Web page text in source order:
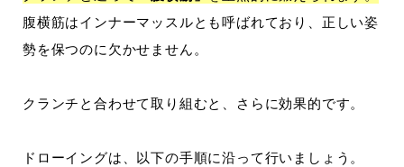
腹横筋はインナーマッスルとも呼ばれており、正しい姿
勢を保つのに欠かせません。
クランチと合わせて取り組むと、さらに効果的です。
ドローイングは、以下の手順に沿って行いましょう。